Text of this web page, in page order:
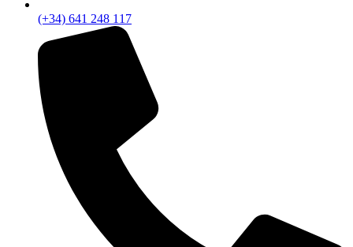
(+34) 641 248 117